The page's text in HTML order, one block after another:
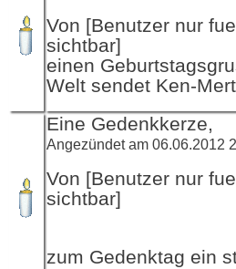
Von [Benutzer nur
sichtbar]
einen
Welt sendet Ken-
Eine Gedenkkerze,
Angezündet am 06.06.2012
Von [Benutzer nur
sichtbar]
zum Gedenktag ein